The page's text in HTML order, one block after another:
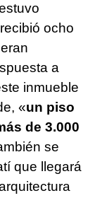
ocho
a
inmueble
«un piso
de 3.000
se
que llegará